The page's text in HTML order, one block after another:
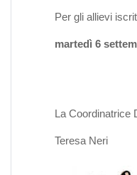
Per gli allievi
martedì 6
La Coordinatrice
Teresa Neri